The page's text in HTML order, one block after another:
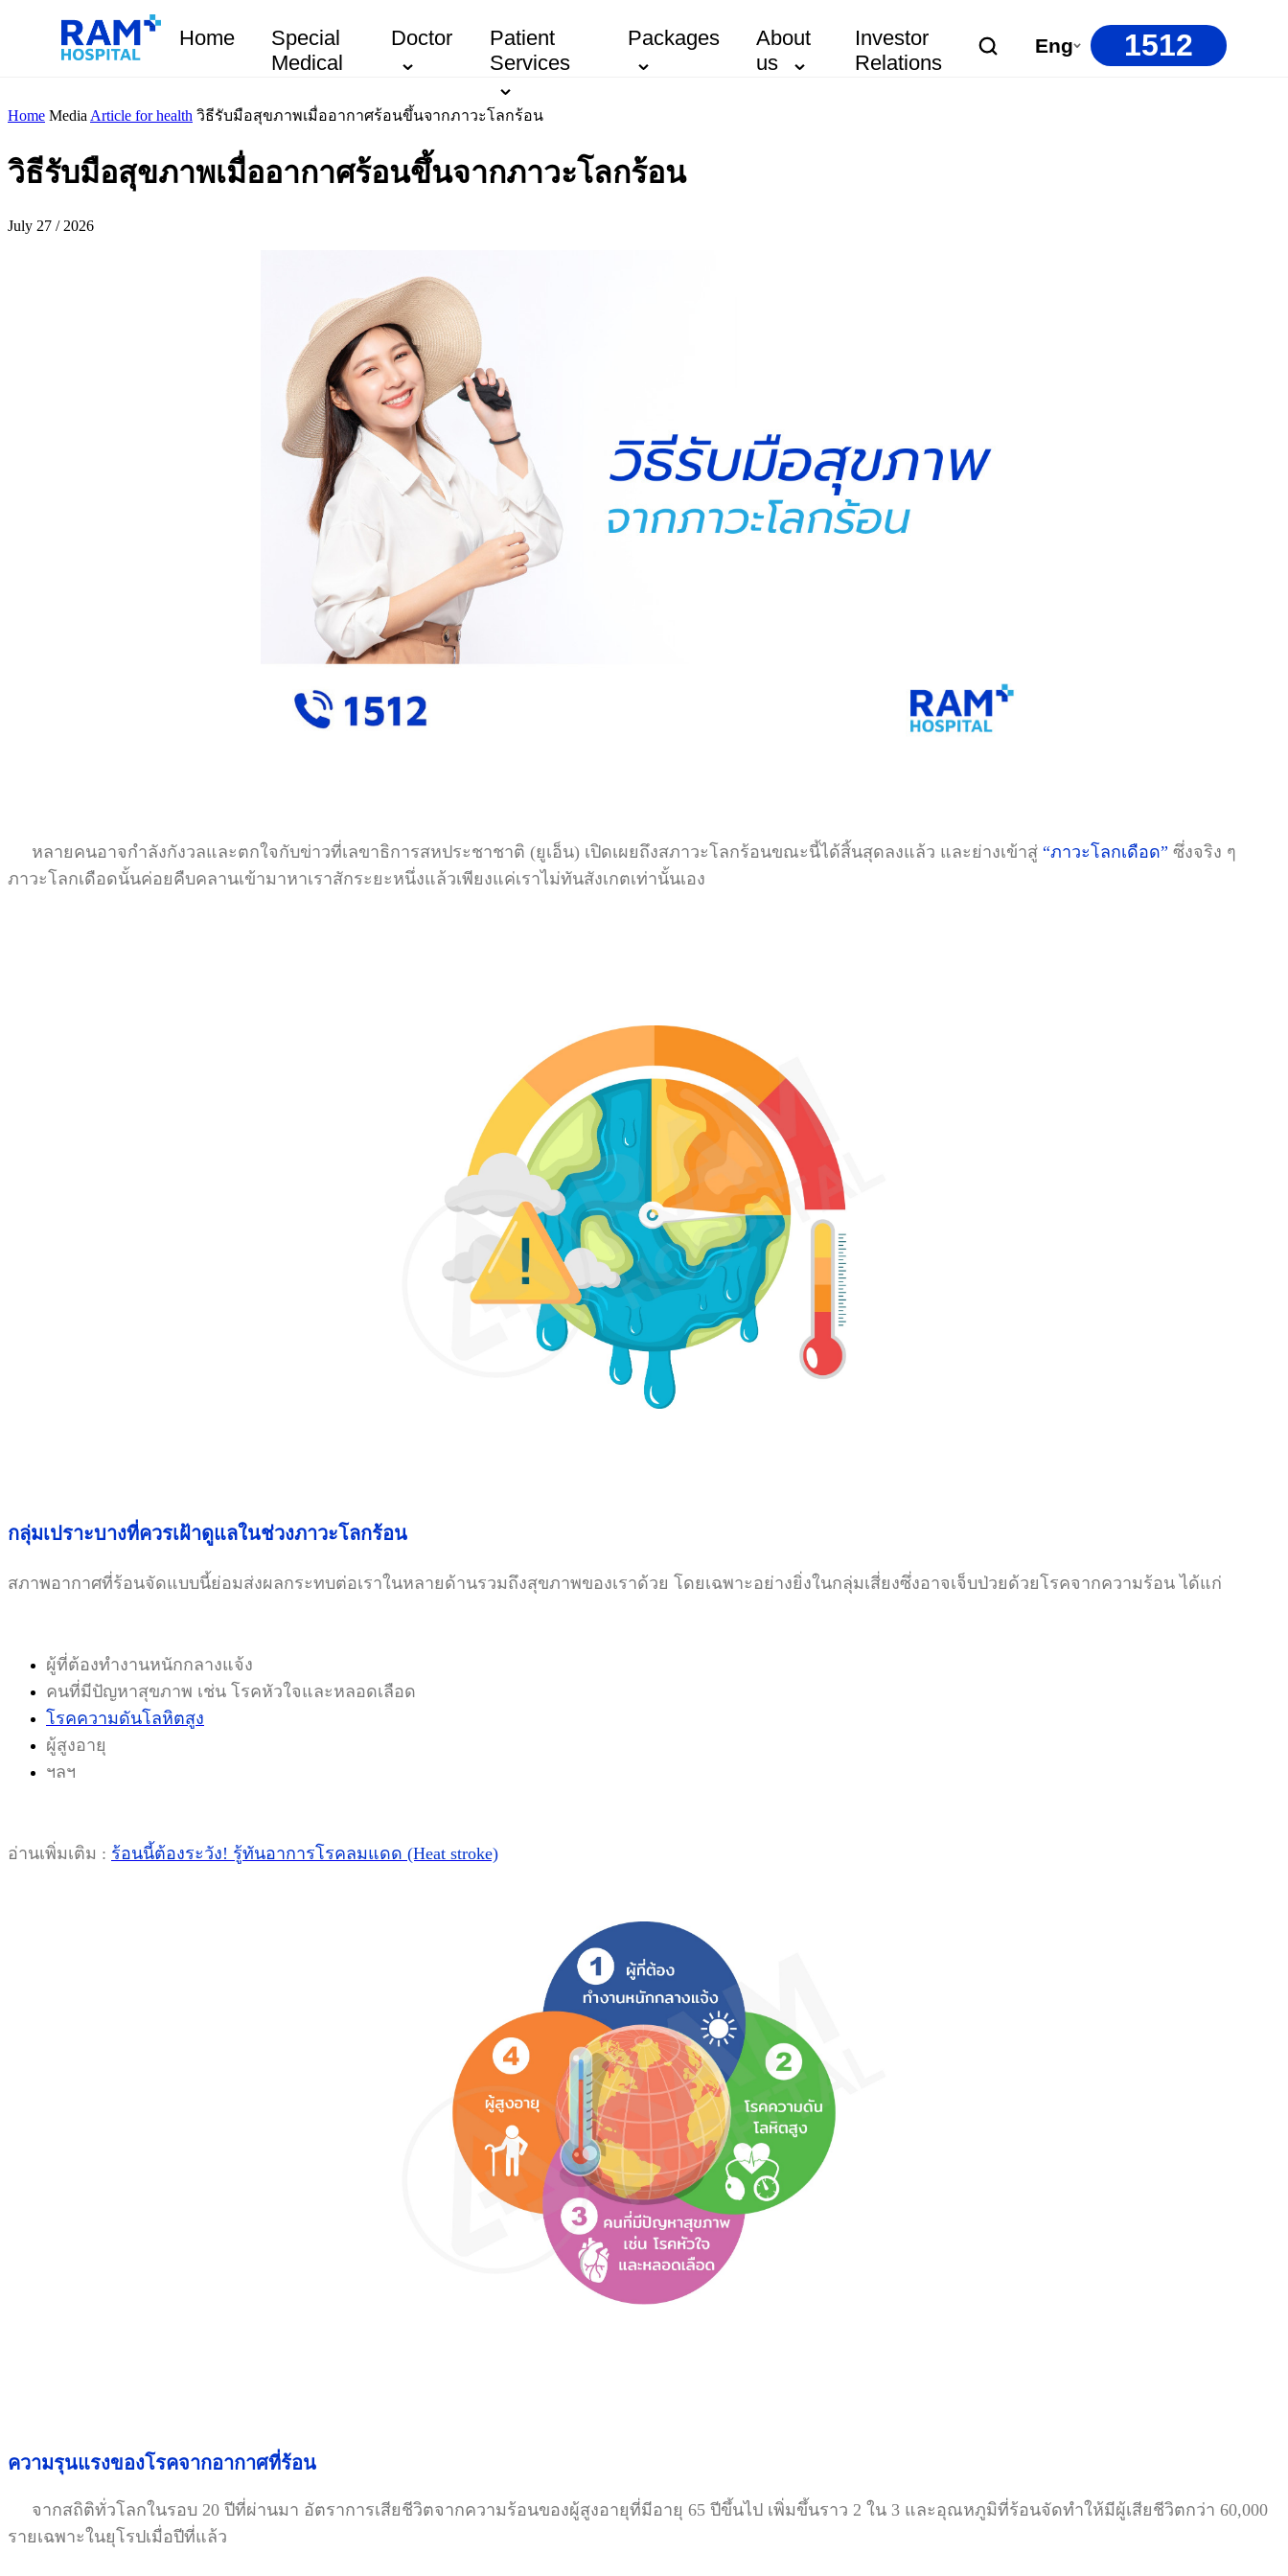
Home
Special
Medical
Doctor
Patient
Services
Packages
About
us
Investor
Relations
Eng 1512
Home Media Article for health วิธีรับมือสุขภาพเมื่ออากาศร้อนขึ้นจากภาวะโลกร้อน
วิธีรับมือสุขภาพเมื่ออากาศร้อนขึ้นจากภาวะโลกร้อน
July 27 / 2026
หลายคนอาจกำลังกังวลและตกใจกับข่าวที่เลขาธิการสหประชาชาติ (ยูเอ็น) เปิดเผยถึงสภาวะโลกร้อนขณะนี้ได้สิ้นสุดลงแล้ว และย่างเข้าสู่ “ภาวะโลกเดือด” ซึ่งจริง ๆ
ภาวะโลกเดือดนั้นค่อยคืบคลานเข้ามาหาเราสักระยะหนึ่งแล้วเพียงแค่เราไม่ทันสังเกตเท่านั้นเอง
กลุ่มเปราะบางที่ควรเฝ้าดูแลในช่วงภาวะโลกร้อน
สภาพอากาศที่ร้อนจัดแบบนี้ย่อมส่งผลกระทบต่อเราในหลายด้านรวมถึงสุขภาพของเราด้วย โดยเฉพาะอย่างยิ่งในกลุ่มเสี่ยงซึ่งอาจเจ็บป่วยด้วยโรคจากความร้อน ได้แก่
ผู้ที่ต้องทำงานหนักกลางแจ้ง
คนที่มีปัญหาสุขภาพ เช่น โรคหัวใจและหลอดเลือด
โรคความดันโลหิตสูง
ผู้สูงอายุ
ฯลฯ
อ่านเพิ่มเติม : ร้อนนี้ต้องระวัง! รู้ทันอาการโรคลมแดด (Heat stroke)
ความรุนแรงของโรคจากอากาศที่ร้อน
จากสถิติทั่วโลกในรอบ 20 ปีที่ผ่านมา อัตราการเสียชีวิตจากความร้อนของผู้สูงอายุที่มีอายุ 65 ปีขึ้นไป เพิ่มขึ้นราว 2 ใน 3 และอุณหภูมิที่ร้อนจัดทำให้มีผู้เสียชีวิตกว่า 60,000
รายเฉพาะในยุโรปเมื่อปีที่แล้ว